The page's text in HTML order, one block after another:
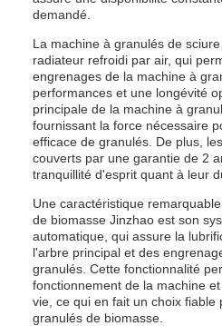
demandé.
La machine à granulés de
radiateur refroidi par air, qui
engrenages de la machine à
performances et une longévité
principale de la machine à
fournissant la force nécessaire
efficace de granulés. De plus,
couverts par une garantie de 2
tranquillité d'esprit quant à leur
Une caractéristique
de biomasse Jinzhao est son
automatique, qui assure la
l'arbre principal et des
granulés. Cette fonctionnalité
fonctionnement de la machine
vie, ce qui en fait un choix fiable
granulés de biomasse.